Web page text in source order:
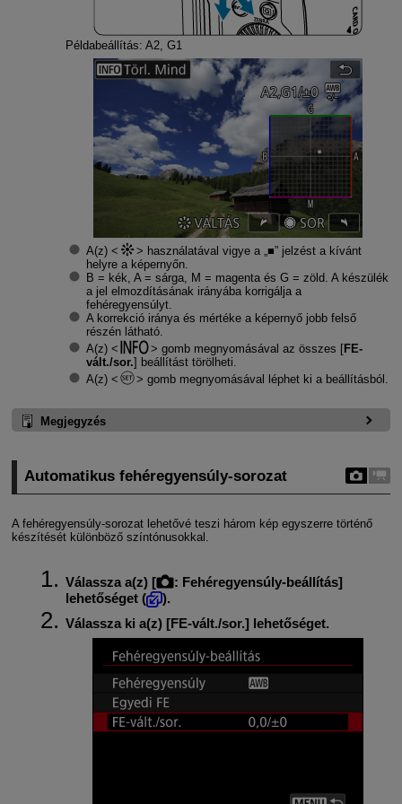
Példabeállítás: A2, G1
A(z)
használatával vigye a „■” jelzést a kívánt
helyre a képernyőn.
B = kék, A = sárga, M = magenta és G = zöld. A készülék
a jel elmozdításának irányába korrigálja a
fehéregyensúlyt.
A korrekció iránya és mértéke a képernyő jobb felső
részén látható.
A(z)
gomb megnyomásával az összes [FE-
vált./sor.] beállítást törölheti.
A(z)
gomb megnyomásával léphet ki a beállításból.
Megjegyzés
Automatikus fehéregyensúly-sorozat
A fehéregyensúly-sorozat lehetővé teszi három kép egyszerre történő
készítését különböző színtónusokkal.
Válassza a(z) [ : Fehéregyensúly-beállítás]
lehetőséget (
).
Válassza ki a(z) [FE-vált./sor.] lehetőséget.